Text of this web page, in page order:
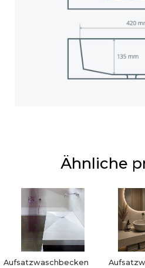
Ähnliche
Aufsatzwaschbecken